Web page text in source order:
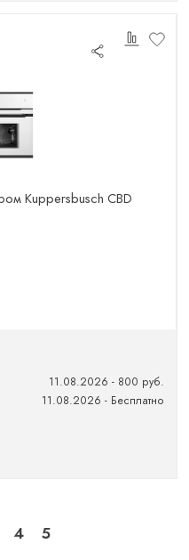
Kuppersbusch CBD
11.08.2026 - 800 руб.
11.08.2026 - Бесплатно
4 5